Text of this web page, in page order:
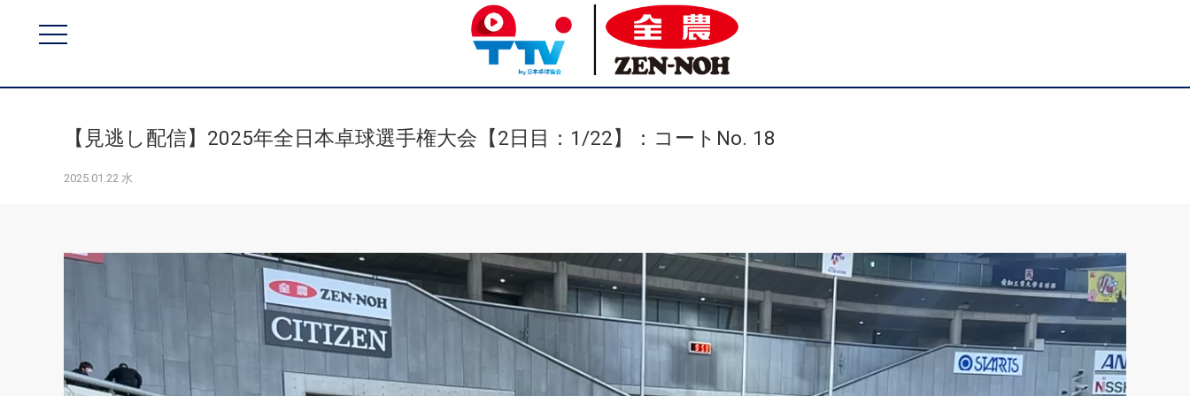
【見逃し配信】2025年全日本卓球選手権大会【2日目：1/22】：コートNo. 18
2025.01.22 水